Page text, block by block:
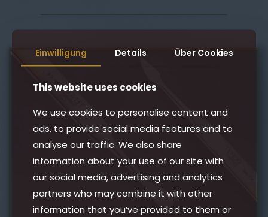
Einwilligung Details Über Cookies
This website uses cookies
We use cookies to personalise content and
ads, to provide social media features and to
analyse our traffic. We also share
information about your use of our site with
our social media, advertising and analytics
partners who may combine it with other
information that you’ve provided to them or